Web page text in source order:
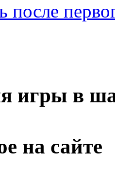
после
игры в
на сайте